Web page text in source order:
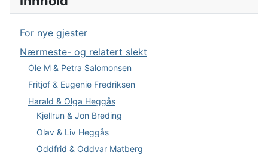
For nye gjester
Nærmeste- og relatert slekt
Ole M & Petra Salomonsen
Fritjof & Eugenie Fredriksen
Harald & Olga Heggås
Kjellrun & Jon Breding
Olav & Liv Heggås
Oddfrid & Oddvar Matberg